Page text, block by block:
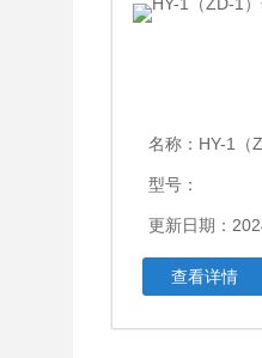
名称： HY-1（
型号：
更新日期：
查看详情